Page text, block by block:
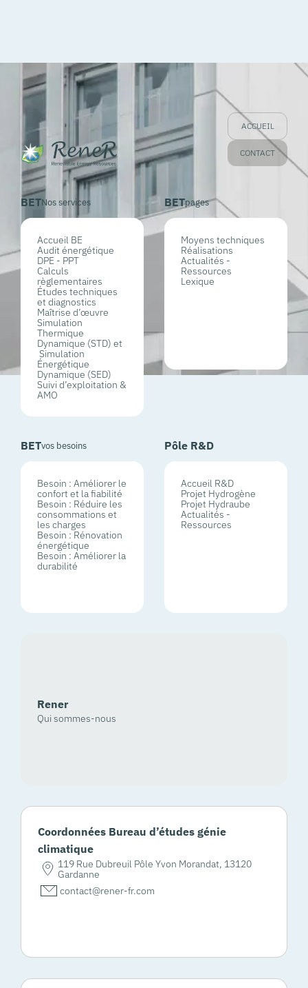
ACCUEIL
CONTACT
BETNos services
Accueil BE
Audit énergétique
DPE - PPT
Calculs
règlementaires
Études techniques
et diagnostics
Maîtrise d’œuvre
Simulation
Thermique
Dynamique (STD) et
Simulation
Énergétique
Dynamique (SED)
Suivi d’exploitation &
AMO
BETpages
Moyens techniques
Réalisations
Actualités -
Ressources
Lexique
BETvos besoins
Besoin : Améliorer le
confort et la fiabilité
Besoin : Réduire les
consommations et
les charges
Besoin : Rénovation
énergétique
Besoin : Améliorer la
durabilité
Pôle R&D
Accueil R&D
Projet Hydrogène
Projet Hydraube
Actualités -
Ressources
Rener
Qui sommes-nous
Coordonnées Bureau d’études génie
climatique
119 Rue Dubreuil Pôle Yvon Morandat, 13120
Gardanne
contact@rener-fr.com